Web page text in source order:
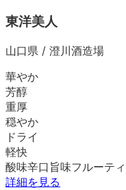
東洋美人
山口県 / 澄川酒造場
華やか
芳醇
重厚
穏やか
ドライ
軽快
酸味辛口 旨味フルーティ
詳細を見る